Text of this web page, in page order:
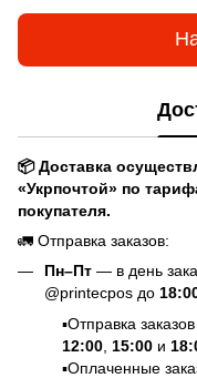
📦 Доставка
«Укрпочтой» по
покупателя.
🚛 Отправка заказов:
Пн–Пт — в день
@printecpos до
▪️Отправка
12:00 15:00 и
▪️Оплаченные